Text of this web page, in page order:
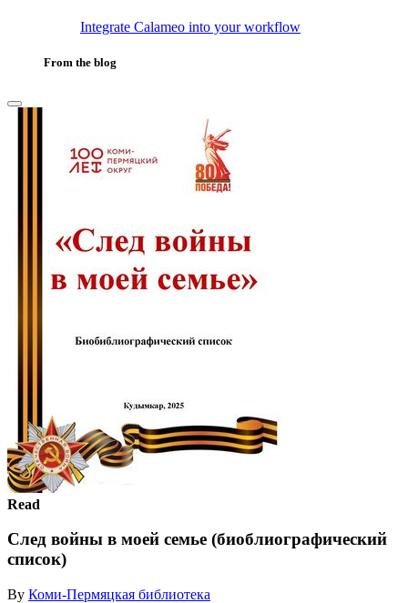
Integrate Calameo into your workflow
From the blog
Read
След войны в моей семье (биоблиографический
список)
By Коми-Пермяцкая библиотека